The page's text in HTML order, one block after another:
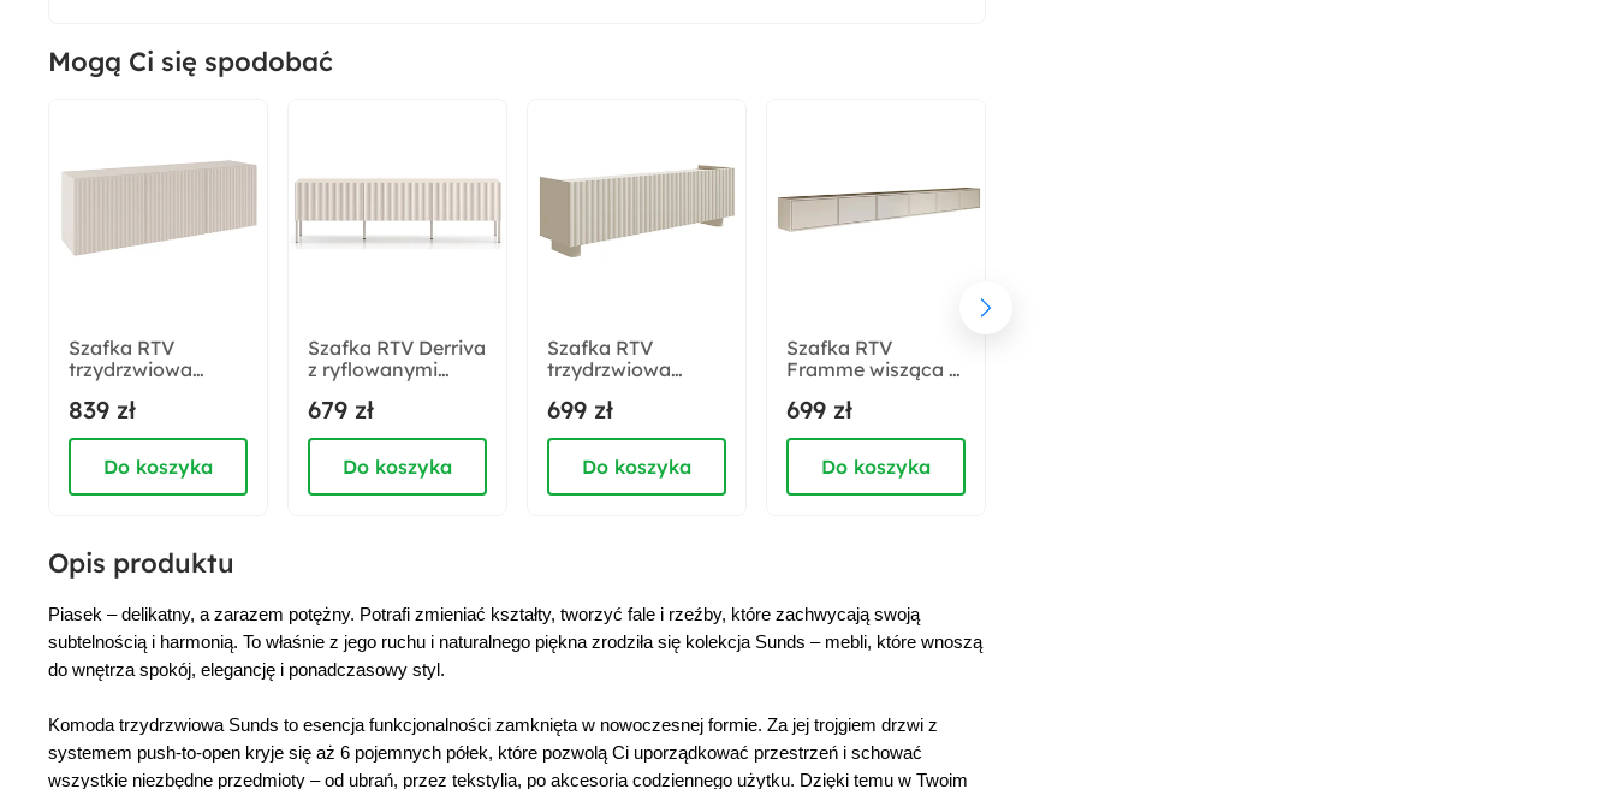
Trendy:
Numer płyty:
PU1506 Kaszmirowy Beż
Wykończenie:
Kolor frontów:
Kaszmir
Kolor korpusu:
Kaszmir
Materiał blatu:
Materiał drzwi:
Materiał półki:
Płyta laminowana
Stojący
Akcja specjalna:
Materiał korpusu:
Sposób otwierania:
Mogą Ci się spodobać
Szafka RTV
trzydrzwiowa
ryflowanymi
frontami 150 cm
kaszmir
839 zł
Do koszyka
Szafka RTV Derriva
z ryflowanymi
kaszmir
679 zł
Do koszyka
Szafka RTV
trzydrzwiowa
kaszmir
699 zł
Do koszyka
Szafka RTV
Framme wisząca z
300 cm kaszmir
699 zł
Do koszyka
Opis produktu
Piasek – delikatny, a zarazem potężny. Potrafi zmieniać kształty, tworzyć fale i rzeźby, które zachwycają swoją
subtelnością i harmonią. To właśnie z jego ruchu i naturalnego piękna zrodziła się kolekcja Sunds – mebli, które wnoszą
do wnętrza spokój, elegancję i ponadczasowy styl.
Komoda trzydrzwiowa Sunds to esencja funkcjonalności zamknięta w nowoczesnej formie. Za jej trojgiem drzwi z
systemem push-to-open kryje się aż 6 pojemnych półek, które pozwolą Ci uporządkować przestrzeń i schować
wszystkie niezbędne przedmioty – od ubrań, przez tekstylia, po akcesoria codziennego użytku. Dzięki temu w Twoim